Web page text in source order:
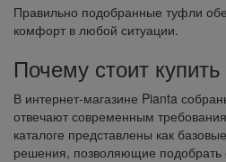
Правильно подобранные туфли
комфорт в любой ситуации.
Почему стоит
В интернет-магазине Pianta
отвечают современным
каталоге представлены как
решения, позволяющие подобрать